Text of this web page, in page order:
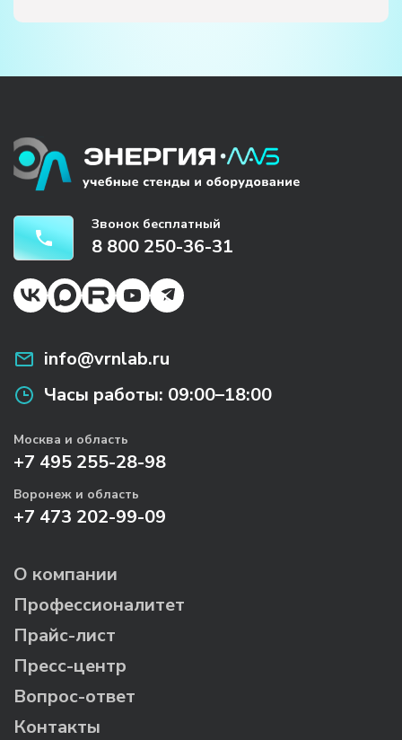
Звонок бесплатный
8 800 250-36-31
info@vrnlab.ru
Часы работы: 09:00–18:00
Москва и область
+7 495 255-28-98
Воронеж и область
+7 473 202-99-09
О компании
Профессионалитет
Прайс-лист
Пресс-центр
Вопрос-ответ
Контакты